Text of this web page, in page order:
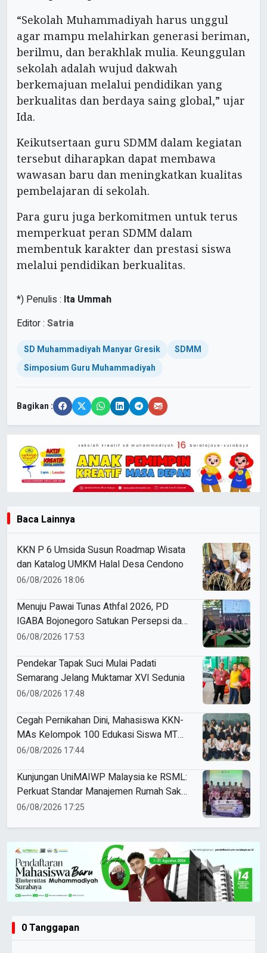
“Sekolah Muhammadiyah harus unggul
agar mampu melahirkan generasi beriman,
berilmu, dan berakhlak mulia. Keunggulan
sekolah adalah wujud dakwah
berkemajuan melalui pendidikan yang
berkualitas dan berdaya saing global,” ujar
Ida.
Keikutsertaan guru SDMM dalam kegiatan
tersebut diharapkan dapat membawa
wawasan baru dan meningkatkan kualitas
pembelajaran di sekolah.
Para guru juga berkomitmen untuk terus
memperkuat peran SDMM dalam
membentuk karakter dan prestasi siswa
melalui pendidikan berkualitas.
*) Penulis : Ita Ummah
Editor : Satria
SD Muhammadiyah Manyar Gresik
SDMM
Simposium Guru Muhammadiyah
Bagikan :
Baca Lainnya
KKN P 6 Umsida Susun Roadmap Wisata
dan Katalog UMKM Halal Desa Cendono
06/08/2026 18:06
Menuju Pawai Tunas Athfal 2026, PD
IGABA Bojonegoro Satukan Persepsi dan
Utamakan Keselamatan Anak
06/08/2026 17:53
Pendekar Tapak Suci Mulai Padati
Semarang Jelang Muktamar XVI Sedunia
06/08/2026 17:48
Cegah Pernikahan Dini, Mahasiswa KKN-
MAs Kelompok 100 Edukasi Siswa MTS
Miftahul Ulum Tawangsari
06/08/2026 17:44
Kunjungan UniMAIWP Malaysia ke RSML:
Perkuat Standar Manajemen Rumah Sakit
Syariah
06/08/2026 17:25
0 Tanggapan